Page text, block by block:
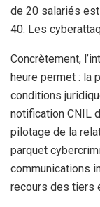
de 20 salariés est
40. Les
Concrètement,
heure permet : la
conditions
notification CNIL
pilotage de la
parquet
communications
recours des tiers